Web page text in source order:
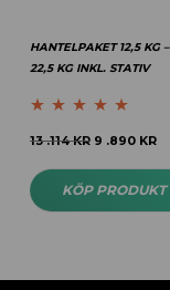
HANTELPAKET 12,5 KG –
22,5 KG INKL. STATIV
Betygsatt 4.83
13 .114KR 9 .890 KR
KÖP PRODUKT